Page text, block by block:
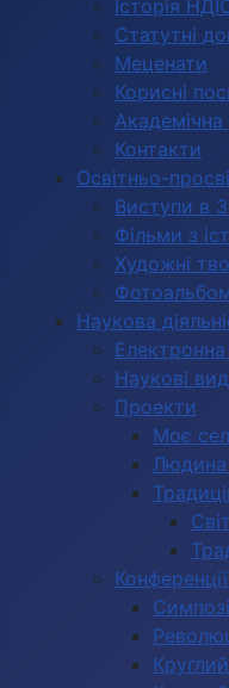
Історія
Статутні
Меценати
Корисні
Академічна
Контакти
Освітньо-
Виступи в
Фільми з
Художні
Фотоальбом
Наукова
Електронна
Наукові
Проекти
Моє
Людина
Конференції